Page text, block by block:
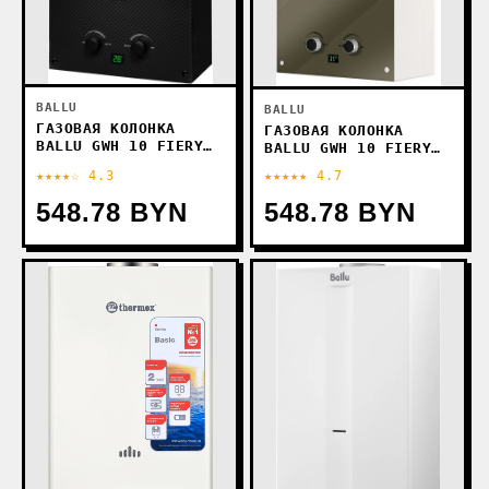
BALLU
ГАЗОВАЯ КОЛОНКА
BALLU GWH 10 FIERY
★★★★☆ 4.3
548.78 BYN
BALLU
ГАЗОВАЯ КОЛОНКА
BALLU GWH 10 FIERY
★★★★★ 4.7
548.78 BYN